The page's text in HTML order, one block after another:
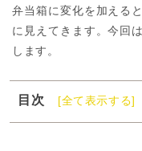
弁当箱に変化を加える
に見えてきます。今回
します。
目次
[全て表示する]
1
おしゃれな食事は